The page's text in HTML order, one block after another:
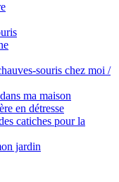
souris chez moi /
ma maison
en détresse
catiches pour la
jardin